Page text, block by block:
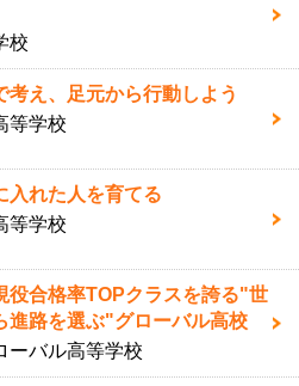
校
考え、足元から行動しよう
等学校
入れた人を育てる
等学校
役合格率TOPクラスを誇る"世
進路を選ぶ"グローバル高校
ーバル高等学校